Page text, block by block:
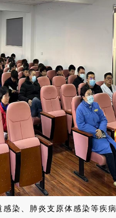
染、肺炎支原体感染等疾病